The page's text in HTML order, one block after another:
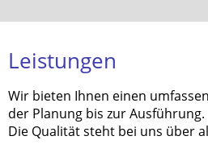
Leistungen
Wir bieten Ihnen einen
der Planung bis zur Ausführung.
Die Qualität steht bei uns über